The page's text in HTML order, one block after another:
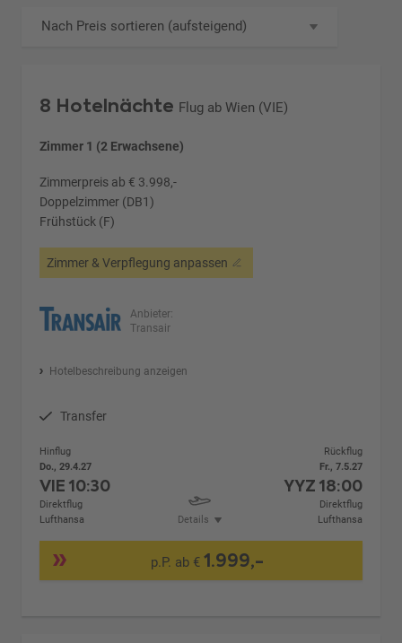
Nach Preis sortieren (aufsteigend)
8 Hotelnächte Flug ab Wien (VIE)
Zimmer 1 (2 Erwachsene)
Zimmerpreis ab € 3.998,-
Doppelzimmer (DB1)
Frühstück (F)
Zimmer & Verpflegung anpassen
Anbieter:
Transair
Hotelbeschreibung anzeigen
Transfer
Hinflug
Do., 29.4.27
VIE10:30
Direktflug
Lufthansa
Details
Rückflug
Fr., 7.5.27
YYZ 18:00
Direktflug
Lufthansa
p.P. ab €1.999,-